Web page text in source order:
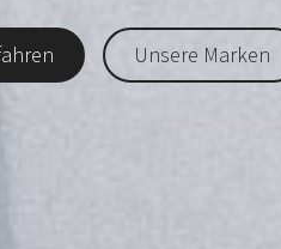
Unsere Marken